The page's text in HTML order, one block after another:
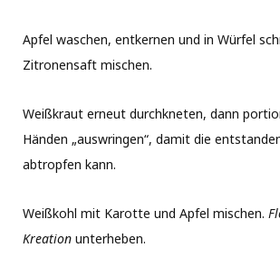
Apfel waschen, entkernen und in Würfel
Zitronensaft mischen.
Weißkraut erneut durchkneten, dann
Händen „auswringen“, damit die
abtropfen kann.
Weißkohl mit Karotte und Apfel mischen.
Kreation unterheben.